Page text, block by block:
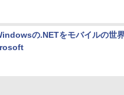
の.NETをモバイルの世